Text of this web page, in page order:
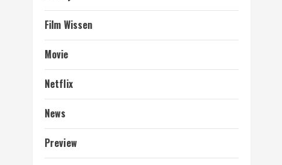
Film Wissen
Movie
Netflix
News
Preview